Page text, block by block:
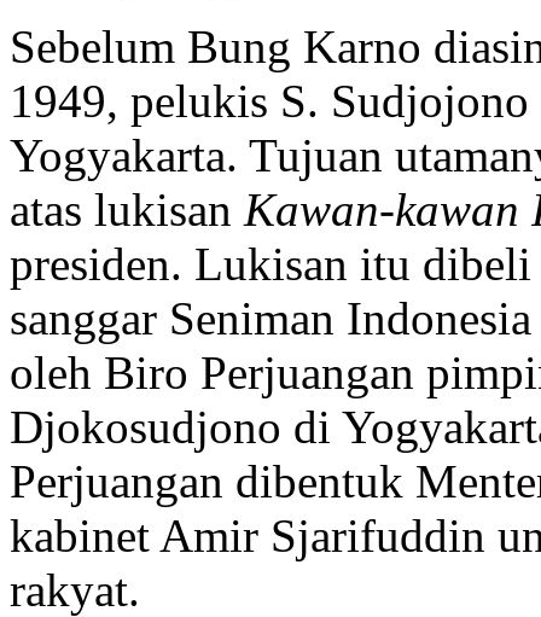
Sebelum Bung Karno
1949, pelukis S.
Yogyakarta. Tujuan
atas lukisan Kawan-kawan
presiden. Lukisan itu dibeli
sanggar Seniman
oleh Biro Perjuangan
Djokosudjono di
Perjuangan dibentuk
kabinet Amir Sjarifuddin
rakyat.